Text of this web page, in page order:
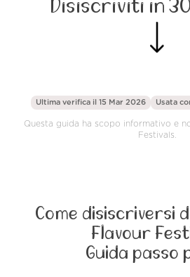
Disiscriviti in
Ultima verifica il 15 Mar 2026 Usata
Questa guida ha scopo informativo e
Festivals.
Come disiscriversi
Flavour
Guida passo